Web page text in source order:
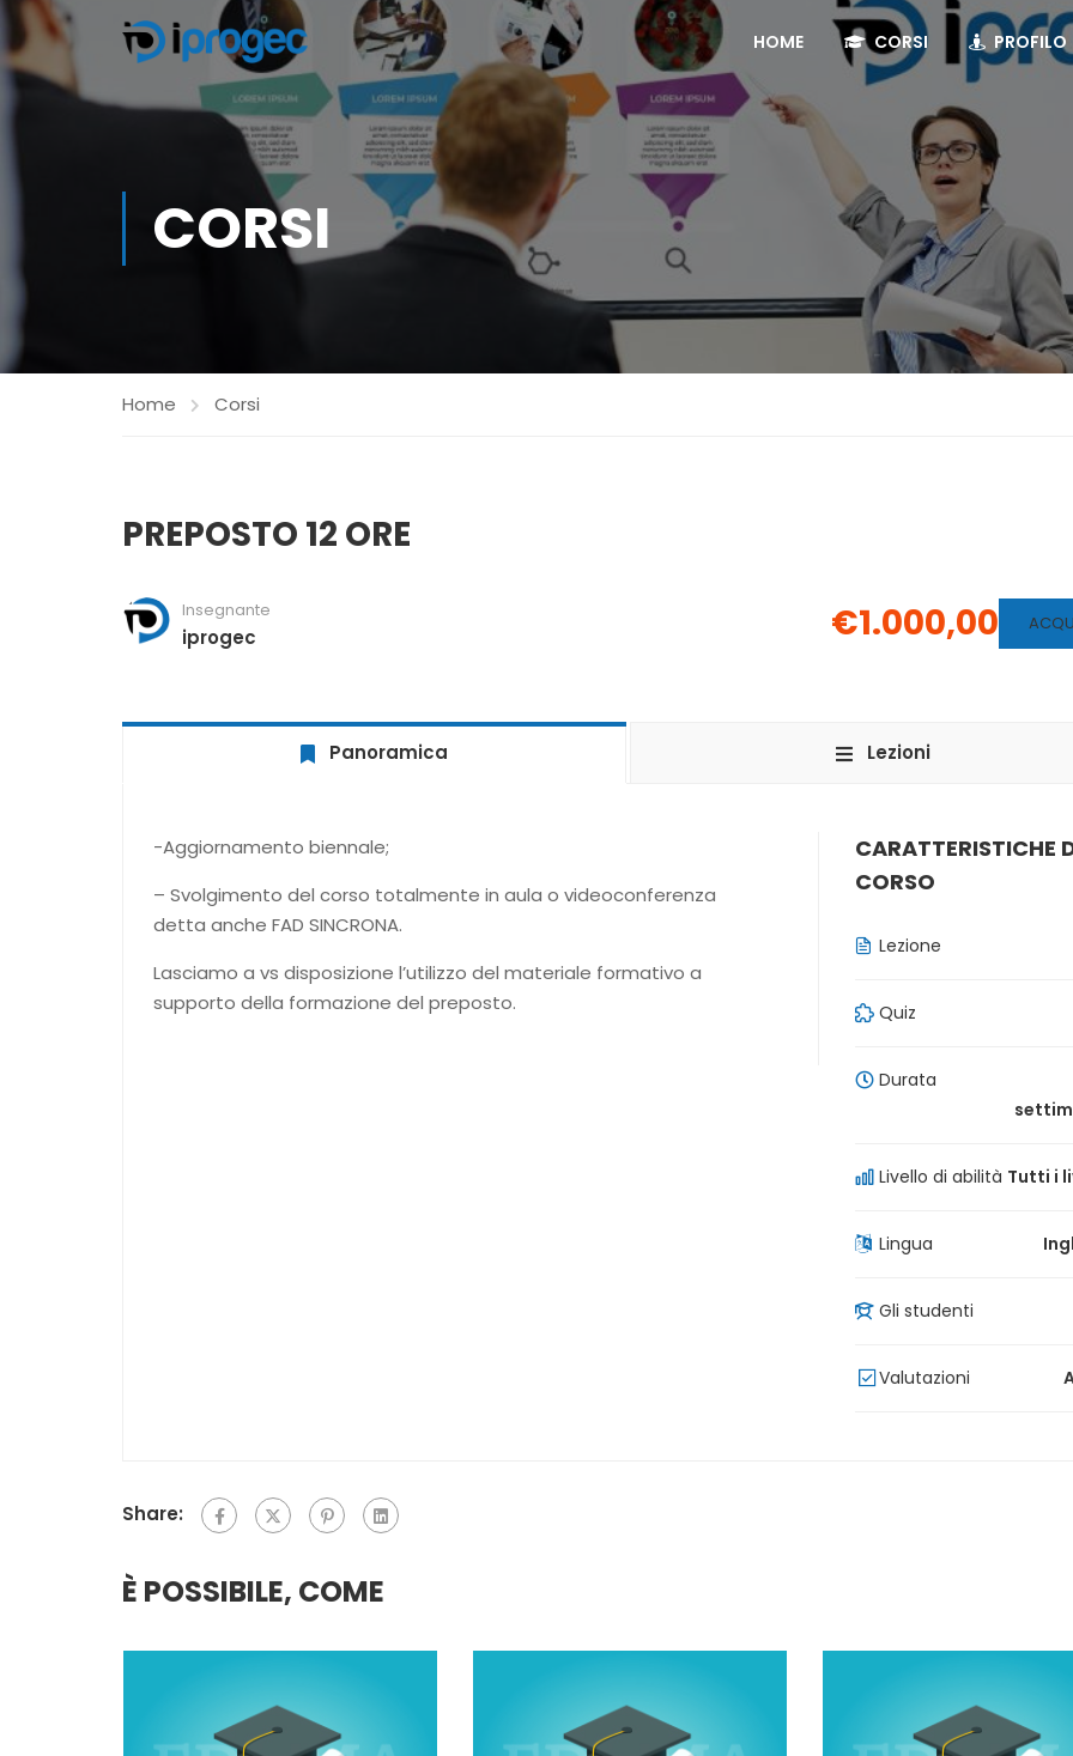
HOME CORSI PROFILO
CORSI
Home Corsi
PREPOSTO 12 ORE
Insegnante
iprogec €1.000,00
Panoramica Lezioni
-Aggiornamento biennale;
– Svolgimento del corso totalmente in aula o videoconferenza
detta anche FAD SINCRONA.
Lasciamo a vs disposizione l’utilizzo del materiale formativo a
supporto della formazione del preposto.
CARATTERISTICHE
CORSO
Lezione
Quiz
Durata
Livello di abilità Tutti i
Lingua
Gli studenti
Valutazioni
Share:
È POSSIBILE, COME